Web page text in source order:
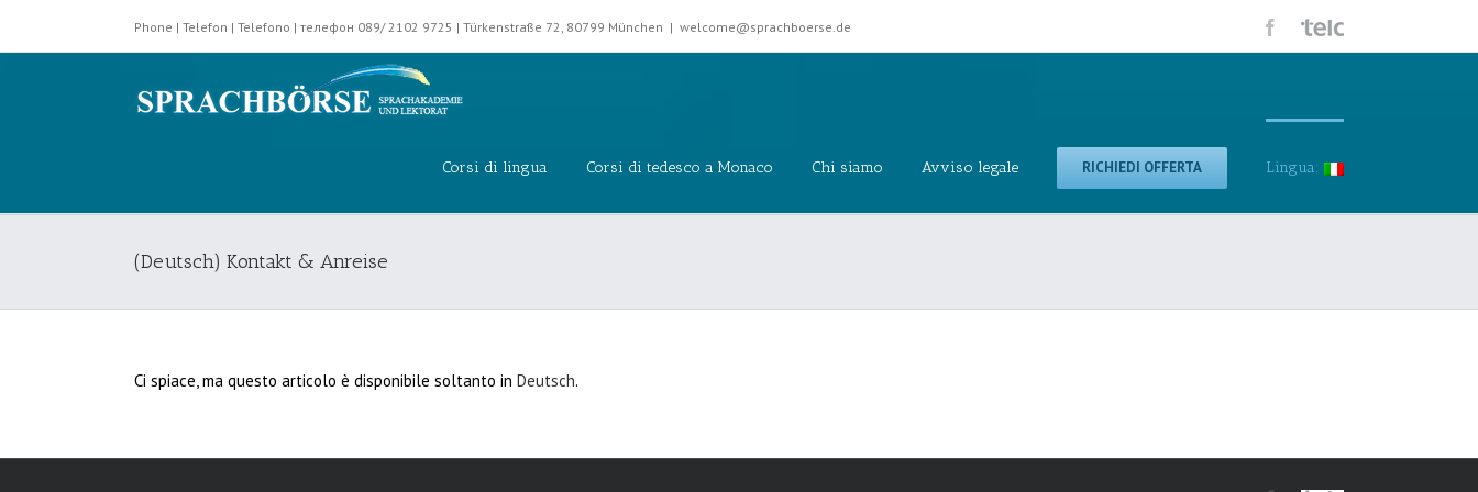
Phone | Telefon | Telefono | телефон 089/ 2102 9725 | Türkenstraße 72, 80799 München | welcome@sprachboerse.de
Corsi di lingua Corsi di tedesco a Monaco Chi siamo Avviso legale RICHIEDI OFFERTA Lingua:
(Deutsch) Kontakt & Anreise
Ci spiace, ma questo articolo è disponibile soltanto in Deutsch.